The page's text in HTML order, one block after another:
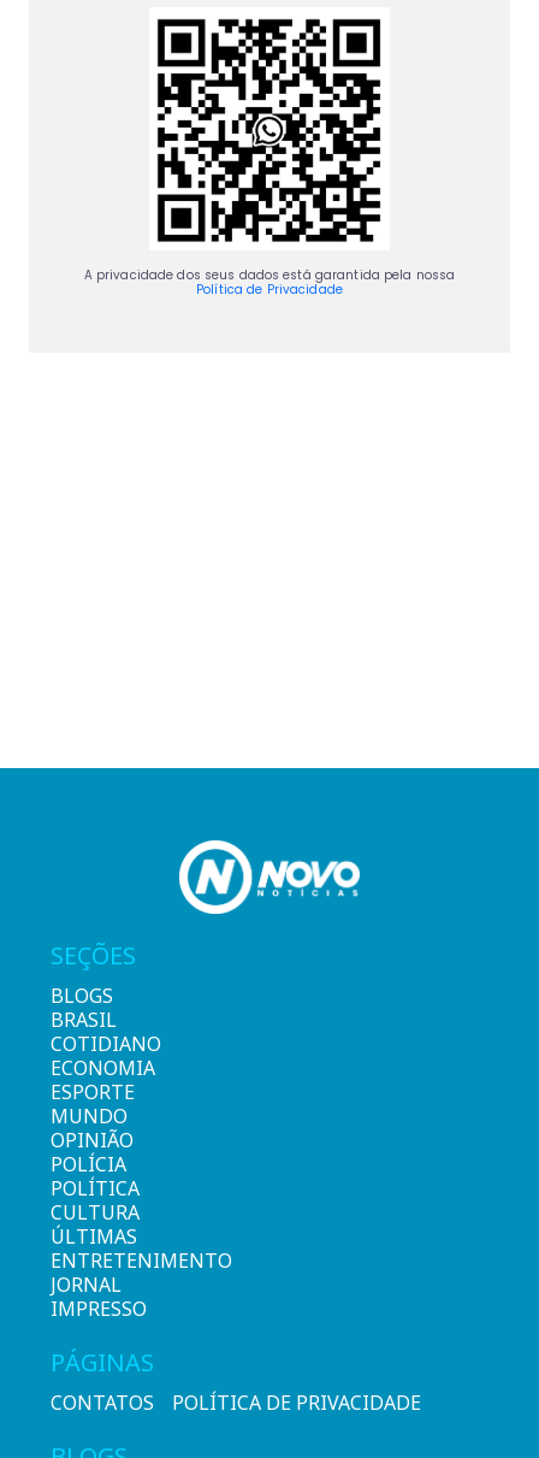
A privacidade dos seus dados está garantida pela nossa
Política de Privacidade
SEÇÕES
BLOGS
BRASIL
COTIDIANO
ECONOMIA
ESPORTE
MUNDO
OPINIÃO
POLÍCIA
POLÍTICA
CULTURA
ÚLTIMAS
ENTRETENIMENTO
JORNAL
IMPRESSO
PÁGINAS
CONTATOS POLÍTICA DE PRIVACIDADE